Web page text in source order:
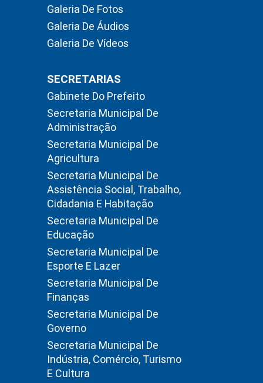
Galeria De Fotos
Galeria De Áudios
Galeria De Vídeos
SECRETARIAS
Gabinete Do Prefeito
Secretaria Municipal De
Administração
Secretaria Municipal De
Agricultura
Secretaria Municipal De
Assistência Social, Trabalho,
Cidadania E Habitação
Secretaria Municipal De
Educação
Secretaria Municipal De
Esporte E Lazer
Secretaria Municipal De
Finanças
Secretaria Municipal De
Governo
Secretaria Municipal De
Indústria, Comércio, Turismo
E Cultura